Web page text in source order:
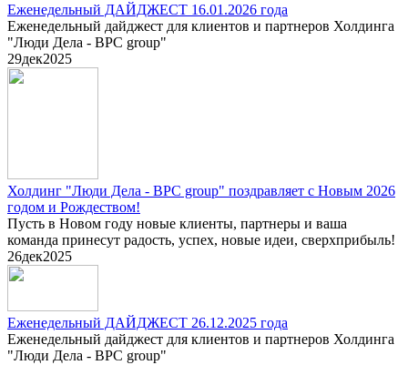
Еженедельный ДАЙДЖЕСТ 16.01.2026 года
Еженедельный дайджест для клиентов и партнеров Холдинга
"Люди Дела - BPC group"
29дек2025
Холдинг "Люди Дела - BPC group" поздравляет с Новым 2026
годом и Рождеством!
Пусть в Новом году новые клиенты, партнеры и ваша
команда принесут радость, успех, новые идеи, сверхприбыль!
26дек2025
Еженедельный ДАЙДЖЕСТ 26.12.2025 года
Еженедельный дайджест для клиентов и партнеров Холдинга
"Люди Дела - BPC group"